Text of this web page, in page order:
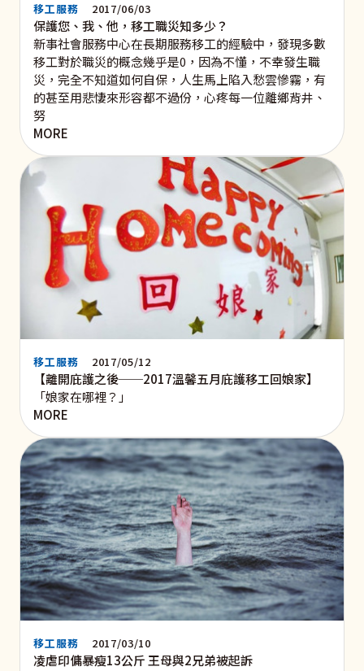
移工服務 2017/06/03
保護您、我、他，移工職災知多少？
新事社會服務中心在長期服務移工的經驗中，發現多數
移工對於職災的概念幾乎是0，因為不懂，不幸發生職
災，完全不知道如何自保，人生馬上陷入愁雲慘霧，有
的甚至用悲悽來形容都不過份，心疼每一位離鄉背井、
努
MORE
移工服務 2017/05/12
【離開庇護之後──2017溫馨五月庇護移工回娘家】
「娘家在哪裡？」
MORE
移工服務 2017/03/10
凌虐印傭暴瘦13公斤 王母與2兄弟被起訴